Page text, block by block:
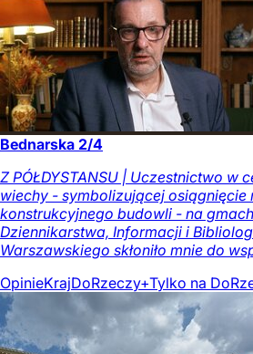
Bednarska 2/4
Z PÓŁDYSTANSU | Uczestnictwo w
wiechy - symbolizującej osiągnięcie
konstrukcyjnego budowli - na
Dziennikarstwa, Informacji i
Warszawskiego skłoniło mnie do
OpinieKrajDoRzeczy+Tylko na